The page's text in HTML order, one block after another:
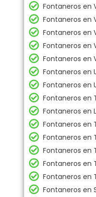
Fontaneros en
Fontaneros en
Fontaneros en
Fontaneros en
Fontaneros en
Fontaneros en
Fontaneros en
Fontaneros en
Fontaneros en
Fontaneros en
Fontaneros en
Fontaneros en
Fontaneros en
Fontaneros en
Fontaneros en